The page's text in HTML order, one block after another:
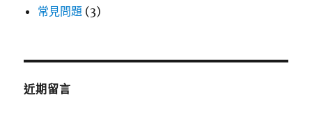
常見問題 (3)
近期留言